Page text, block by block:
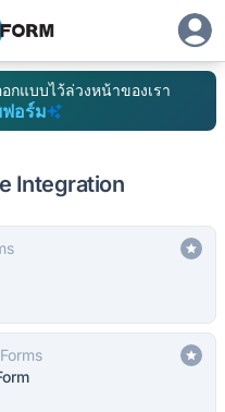
กแบบไว้ล่วงหน้าของเรา
ฟอร์ม
Integration